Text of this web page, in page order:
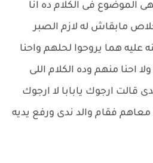
الموضوع فى الكلام ده انا
مابقاش له لازم الصبر
هما يروحوا لحلهم واحنا
احنا منهم وده الكلام اللى
قالت ارجوك يابابا لا ارجوك
فقام والد ندى ورفع يديه